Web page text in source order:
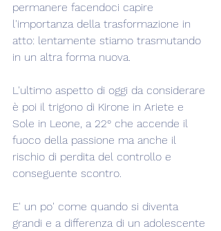
permanere facendoci capire
l'importanza della trasformazione in
atto: lentamente stiamo trasmutando
in un altra forma nuova.
L'ultimo aspetto di oggi da considerare
è poi il trigono di Kirone in Ariete e
Sole in Leone, a 22° che accende il
fuoco della passione ma anche il
rischio di perdita del controllo e
conseguente scontro.
E' un po' come quando si diventa
grandi e a differenza di un adolescente